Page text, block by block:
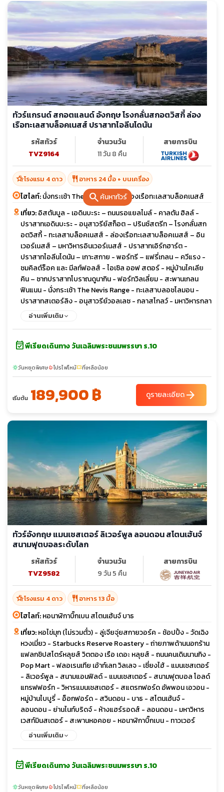
searchค้นหาทัวร์
ทัวร์แกรนด์ สกอตแลนด์ อังกฤษ โรงกลั่นสกอตวิสกี้ ล่อง
เรือทะเลสาบล็อคเนสส์ ปราสาทไอลีนโดนัน
รหัสทัวร์
TVZ9164
จำนวนวัน
11 วัน 8 คืน
สายการบิน
hotel_classโรงแรม 4 ดาว restaurant อาหาร 24 มื้อ + บนเครื่อง
ไฮไลท์:นั่งกระเช้า The Nevis Range ล่องเรือทะเลสาบล็อคเนสส์
เที่ยว:อิสตันบูล - เอดินบะระ – ถนนรอแยลไมล์ - คาลตัน ฮิลล์ -
ปราสาทเอดินบะระ - อนุสาวรีย์สก็อต – ปรินซ์สตรีท – โรงกลั่นสก
อตวิสกี้ - ทะเลสาบล็อคเนสส์ - ล่องเรือทะเลสาบล็อคเนสส์ – อิน
เวอร์เนสส์ – มหาวิหารอินเวอร์เนสส์ - ปราสาทเอิร์กฮาร์ต -
ปราสาทไอลีนโดนัน – เกาะสกาย - พอร์ทรี – แฟรี่เกลน – ควีแรง -
ชมคิลต์ร็อค และ มีลท์ฟอลส์ - ไอเซิล ออฟ สตอร์ - หมู่บ้านไคเลีย
คิน – ซากปราสาทโบราณดูนากิน - ฟอร์ทวิลเลี่ยม - สะพานเกลน
ฟินแนน - นั่งกระเช้า The Nevis Range - ทะเลสาบลอชโลมอน -
ปราสาทสเตอร์ลิง - อนุสาวรีย์วอลเลซ - กลาสโกลว์ - มหาวิหารกลา
สโกว์ – หอประชุมไคลด์ – ถนนบูคานัน – ช้อปปิ้งเอาท์เลต - เอดินเบ
อ่านเพิ่มเติม
event_availableพีเรียดเดินทาง วันเฉลิมพระชนมพรรษา ร.10
sunnyวันหยุดพิเศษlocal_fire_departmentโปรไฟไหม้confirmation_numberที่เหลือน้อย
เริ่มต้น 189,900 ฿ ดูรายละเอียดarrow_forward
ทัวร์อังกฤษ แมนเชสเตอร์ ลิเวอร์พูล ลอนดอน สโตนเฮ้นจ์
สนามฟุตบอลระดับโลก
รหัสทัวร์
TVZ9582
จำนวนวัน
9 วัน 5 คืน
สายการบิน
hotel_classโรงแรม 4 ดาว restaurant อาหาร 13 มื้อ
ไฮไลท์:หอนาฬิกาบิ๊กเบน สโตนเฮ้นจ์ บาธ
เที่ยว:หอไข่มุก (ไม่รวมตั๋ว) - ลู่เจียจุ่ยสกายวอร์ค - ช้อปปิ้ง - วัดเฉิง
หวงเมี่ยว - Starbucks Reserve Roastery - ถ่ายภาพด้านนอกร้าน
แฟลกชิปสโตร์หลุยส์ วิตตอง เรือ เดอะ หลุยส์ - ถนนคนเดินนานกิง -
Pop Mart - ฟลอเรนเทีย เอ้าท์เลท วิลเลจ - เซี่ยงไฮ้ - แมนเชสเตอร์
- ลิเวอร์พูล - สนามแอนฟิลด์ - แมนเชสเตอร์ - สนามฟุตบอล โอลด์
แทรฟฟอร์ท - วิหารแมนเชสเตอร์ - สแตรทฟอร์ด อัพพอน เอวอน -
หมู่บ้านไบบูรี่ - อ็อกฟอร์ด - สวินดอน - บาธ - สโตนเฮ้นจ์ -
ลอนดอน - ย่านไนท์บริดจ์ - ห้างแฮร์รอดส์ - ลอนดอน - มหาวิหาร
เวสท์มินสเตอร์ - สะพานหอคอย - หอนาฬิกาบิ๊กเบน - ทาวเวอร์
บริดจ์ - ช้อปปิ้ง ถนน Oxford - ลอนดอน - Bicester Village
อ่านเพิ่มเติม
event_availableพีเรียดเดินทาง วันเฉลิมพระชนมพรรษา ร.10
sunnyวันหยุดพิเศษlocal_fire_departmentโปรไฟไหม้confirmation_numberที่เหลือน้อย